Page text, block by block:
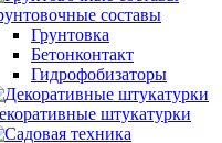
составы
Грунтовка
Бетонконтакт
Гидрофобизаторы
штукатурки